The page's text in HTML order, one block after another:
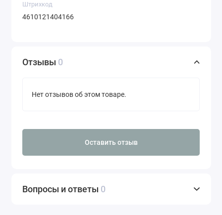
Штрихкод
4610121404166
Отзывы 0
Нет отзывов об этом товаре.
Оставить отзыв
Вопросы и ответы 0